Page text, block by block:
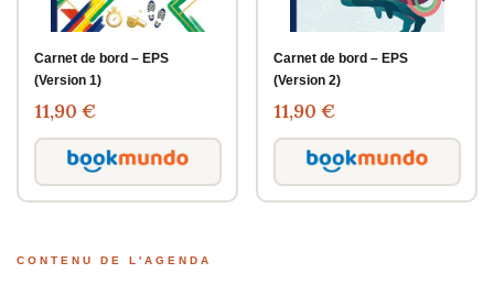
Carnet de bord – EPS
(Version 1)
11,90 €
Carnet de bord – EPS
(Version 2)
11,90 €
CONTENU DE L'AGENDA